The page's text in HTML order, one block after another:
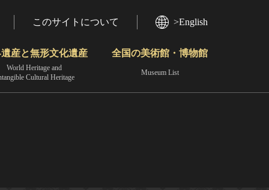
このサイトについて >English
産と無形文化遺産
World Heritage and
Cultural Heritage
全国の美術館・博物館
Museum List